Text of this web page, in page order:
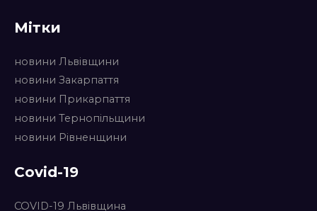
Мітки
новини Львівщини
новини Закарпаття
новини Прикарпаття
новини Тернопільщини
новини Рівненщини
Covid-19
COVID-19 Львівщина